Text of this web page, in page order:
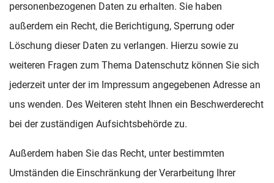
personenbezogenen Daten zu erhalten. Sie haben
außerdem ein Recht, die Berichtigung, Sperrung oder
Löschung dieser Daten zu verlangen. Hierzu sowie zu
weiteren Fragen zum Thema Datenschutz können Sie sich
jederzeit unter der im Impressum angegebenen Adresse an
uns wenden. Des Weiteren steht Ihnen ein Beschwerderecht
bei der zuständigen Aufsichtsbehörde zu.
Außerdem haben Sie das Recht, unter bestimmten
Umständen die Einschränkung der Verarbeitung Ihrer